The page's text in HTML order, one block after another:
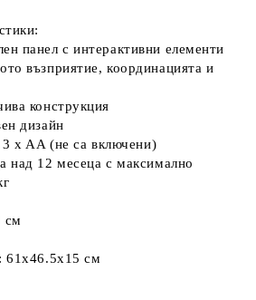
панел с интерактивни елементи
възприятие, координацията и
конструкция
дизайн
3 x AA (не са включени)
над 12 месеца с максимално
см
61x46.5x15 см